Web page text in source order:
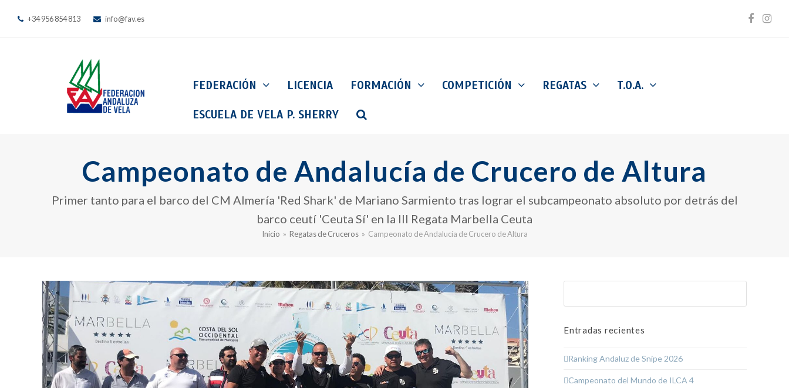
+34 956 854 813 info@fav.es
FEDERACIÓN LICENCIA FORMACIÓN COMPETICIÓN REGATAS T.O.A.
ESCUELA DE VELA P. SHERRY
Campeonato de Andalucía de Crucero de Altura
Primer tanto para el barco del CM Almería 'Red Shark' de Mariano Sarmiento tras lograr el subcampeonato absoluto por detrás del
barco ceutí 'Ceuta Sí' en la III Regata Marbella Ceuta
Inicio » Regatas de Cruceros » Campeonato de Andalucía de Crucero de Altura
Entradas recientes
Ranking Andaluz de Snipe 2026
Campeonato del Mundo de ILCA 4